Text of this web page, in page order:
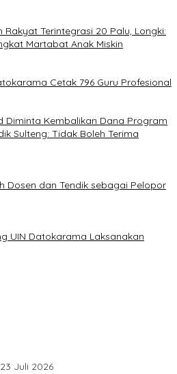
Rakyat Terintegrasi 20 Palu, Longki:
Martabat Anak Miskin
Cetak 796 Guru Profesional
Diminta Kembalikan Dana Program
Sulteng: Tidak Boleh Terima
Dosen dan Tendik sebagai Pelopor
UIN Datokarama Laksanakan
Juli 2026